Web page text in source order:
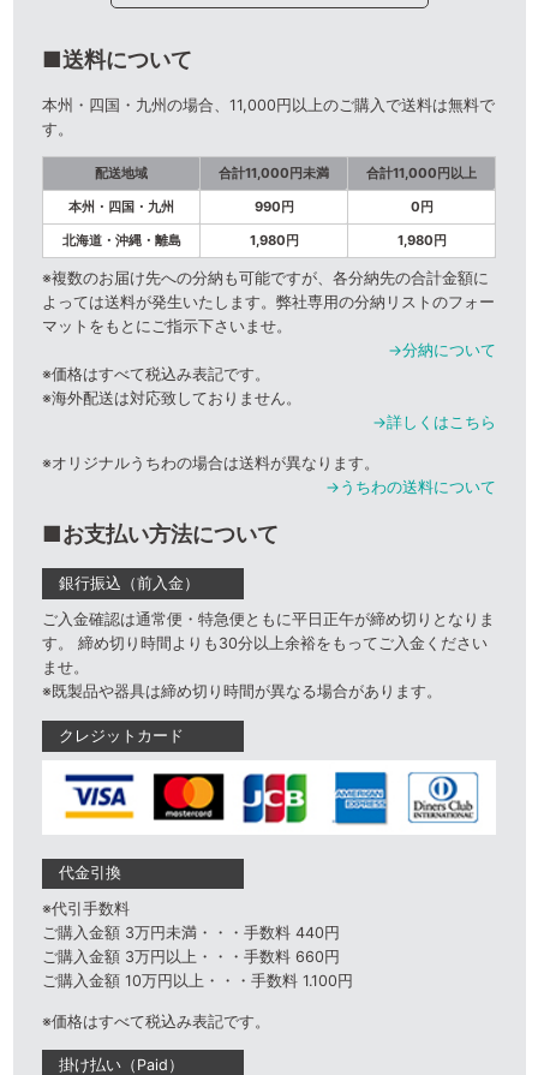
■送料について
本州・四国・九州の場合、11,000円以上のご購入で送料は無料で
す。
配送地域 合計11,000円未満
合計11,000円以上
本州・四国・九州
990円
0円
北海道・沖縄・離島
1,980円 1,980円
※複数のお届け先への分納も可能ですが、各分納先の合計金額に
よっては送料が発生いたします。弊社専用の分納リストのフォー
マットをもとにご指示下さいませ。
→分納について
※価格はすべて税込み表記です。
※海外配送は対応致しておりません。
→詳しくはこちら
※オリジナルうちわの場合は送料が異なります。
→うちわの送料について
■お支払い方法について
銀行振込（前入金）
ご入金確認は通常便・特急便ともに平日正午が締め切りとなりま
す。 締め切り時間よりも30分以上余裕をもってご入金ください
ませ。
※既製品や器具は締め切り時間が異なる場合があります。
クレジットカード
代金引換
※代引手数料
ご購入金額 3万円未満・・・手数料 440円
ご購入金額 3万円以上・・・手数料 660円
ご購入金額 10万円以上・・・手数料 1.100円
※価格はすべて税込み表記です。
掛け払い（Paid）